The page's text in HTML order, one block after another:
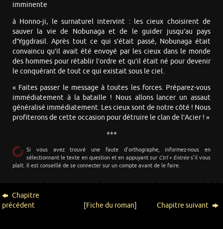
imminente
à Honno-ji, le surnaturel intervint : les cieux choisirent de
sauver la vie de Nobunaga et de le guider jusqu’au pays
d’Yggdrasil. Après tout ce qui s’était passé, Nobunaga était
convaincu qu’il avait été envoyé par les cieux dans le monde
des hommes pour rétablir l’ordre et qu’il était né pour devenir
le conquérant de tout ce qui existait sous le ciel.
« Faites passer le message à toutes les forces. Préparez-vous
immédiatement à la bataille ! Nous allons lancer un assaut
généralisé immédiatement. Les cieux sont de notre côté ! Nous
profiterons de cette occasion pour détruire le clan de l’Acier ! »
***
Si vous avez trouvé une faute d’orthographe, informez-nous en
sélectionnant le texte en question et en appuyant sur Ctrl + Entrées’il vous
plaît. Il est conseillé de se connecter sur un compte avant de le faire.
Chapitre
précédent
[Fiche du roman] Chapitre suivant